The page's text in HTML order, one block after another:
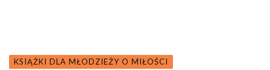
KSIĄŻKI DLA MŁODZIEŻY O MIŁOŚCI